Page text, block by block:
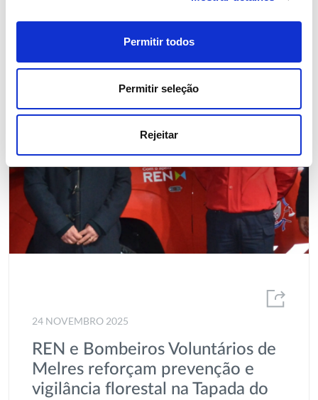
Permitir todos
Permitir seleção
Rejeitar
24 NOVEMBRO 2025
REN e Bombeiros Voluntários de
Melres reforçam prevenção e
vigilância florestal na Tapada do